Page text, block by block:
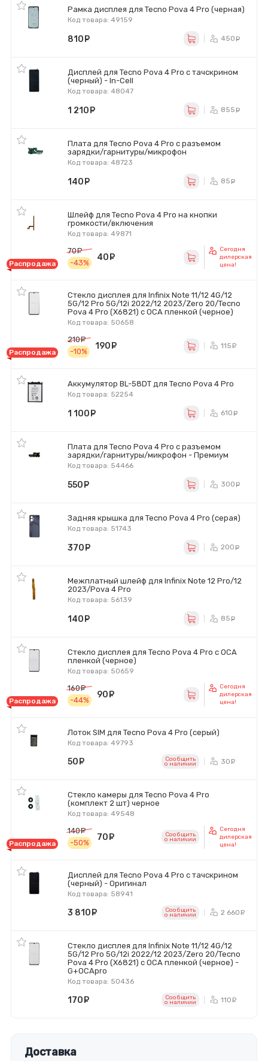
Рамка дисплея для Tecno Pova 4 Pro (черная)
Код товара: 49159
810 450
Дисплей для Tecno Pova 4 Pro с тачскрином
(черный) - In-Cell
Код товара: 48047
1 210 855
Плата для Tecno Pova 4 Pro с разъемом
зарядки/гарнитуры/микрофон
Код товара: 48723
140 85
Шлейф для Tecno Pova 4 Pro на кнопки
громкости/включения
Код товара: 49871
Распродажа
70
руб.
-43%
40
Сегодня
дилерская
цена!
Стекло дисплея для Infinix Note 11/12 4G/12
5G/12 Pro 5G/12i 2022/12 2023/Zero 20/Tecno
Pova 4 Pro (X6821) с OCA пленкой (черное)
Код товара: 50658
Распродажа
210
-10%
190 115
Аккумулятор BL-58DT для Tecno Pova 4 Pro
Код товара: 52254
1 100 610
Плата для Tecno Pova 4 Pro с разъемом
зарядки/гарнитуры/микрофон - Премиум
Код товара: 54466
550 300
Задняя крышка для Tecno Pova 4 Pro (серая)
Код товара: 51743
370 200
Межплатный шлейф для Infinix Note 12 Pro/12
2023/Pova 4 Pro
Код товара: 56139
140 85
Стекло дисплея для Tecno Pova 4 Pro с OCA
пленкой (черное)
Код товара: 50659
Распродажа
160
руб.
-44%
90
Сегодня
дилерская
цена!
Лоток SIM для Tecno Pova 4 Pro (серый)
Код товара: 49793
50 Сообщить
o наличии 30
Стекло камеры для Tecno Pova 4 Pro
(комплект 2 шт) черное
Код товара: 49548
Распродажа
140
руб.
-50%
70 Сообщить
o наличии
Сегодня
дилерская
цена!
Дисплей для Tecno Pova 4 Pro с тачскрином
(черный) - Оригинал
Код товара: 58941
3 810 Сообщить
o наличии 2 660
Стекло дисплея для Infinix Note 11/12 4G/12
5G/12 Pro 5G/12i 2022/12 2023/Zero 20/Tecno
Pova 4 Pro (X6821) с OCA пленкой (черное) -
G+OCApro
Код товара: 50436
170 Сообщить
o наличии 110
Доставка